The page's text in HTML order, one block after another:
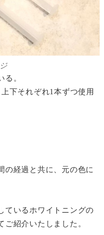
る。
下それぞれ1本ずつ使用
の経過と共に、元の色に
ているホワイトニングの
ご紹介いたしました。